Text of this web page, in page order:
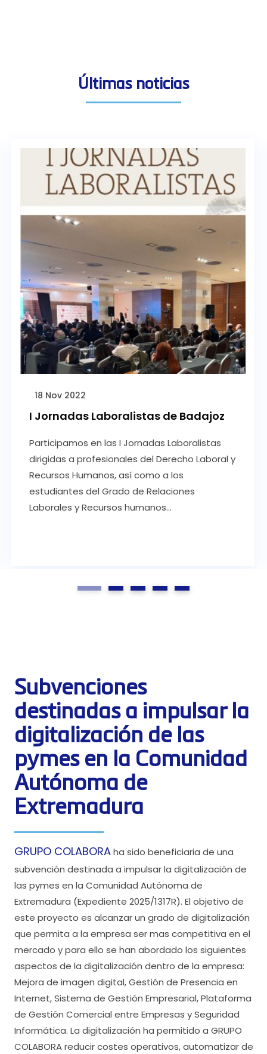
Últimas noticias
18 Nov 2022
I Jornadas Laboralistas de Badajoz
Participamos en las I Jornadas Laboralistas
dirigidas a profesionales del Derecho Laboral y
Recursos Humanos, así como a los
estudiantes del Grado de Relaciones
Laborales y Recursos humanos...
Subvenciones
destinadas a impulsar la
digitalización de las
pymes en la Comunidad
Autónoma de
Extremadura
GRUPO COLABORAha sido beneficiaria de una
subvención destinada a impulsar la digitalización de
las pymes en la Comunidad Autónoma de
Extremadura (Expediente 2025/1317R). El objetivo de
este proyecto es alcanzar un grado de digitalización
que permita a la empresa ser mas competitiva en el
mercado y para ello se han abordado los siguientes
aspectos de la digitalización dentro de la empresa:
Mejora de imagen digital, Gestión de Presencia en
Internet, Sistema de Gestión Empresarial, Plataforma
de Gestión Comercial entre Empresas y Seguridad
Informática. La digitalización ha permitido a GRUPO
COLABORA reducir costes operativos, automatizar de